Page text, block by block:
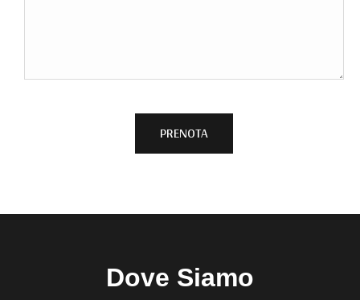
Dove Siamo